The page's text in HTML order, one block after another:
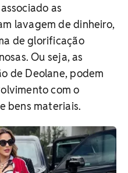
as
lavagem de dinheiro,
de glorificação
Ou seja, as
de Deolane, podem
com o
bens materiais.